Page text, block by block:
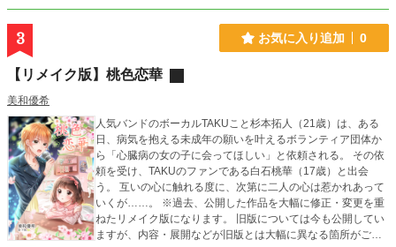
壊しそうな世界を直す仕事をしている。 11歳の時に時空の渦
に巻き込まれて魔法使いになってからというもの、あらゆる
イドが高い。感受性が高いところが強みでもあり、弱みでも
われている刑務所を管理する謎の人物。 2メートルもあろう
かというほどの長身に長い手足。ひょろっとした体型。顔は
若く見えるが、髪もヒゲも真っ白。ヒゲは豊かで、いわゆる
『神様っぽい』白づくめの装束に身を包む。 見ている人を不
安にさせるアンバランスな出で立ち。 ※重複投稿作品です ※
直接投稿もしています。お好きな方で御覧ください。
3 お気に入り追加 0
【リメイク版】桃色恋華
美和優希
人気バンドのボーカルTAKUこと杉本拓人（21歳）は、ある
日、病気を抱える未成年の願いを叶えるボランティア団体か
ら「心臓病の女の子に会ってほしい」と依頼される。 その依
頼を受け、TAKUのファンである白石桃華（17歳）と出会
う。 互いの心に触れる度に、次第に二人の心は惹かれあって
いくが……。 ※過去、公開した作品を大幅に修正・変更を重
ねたリメイク版になります。 旧版については今も公開してい
ますが、内容・展開などが旧版とは大幅に異なる箇所がござ